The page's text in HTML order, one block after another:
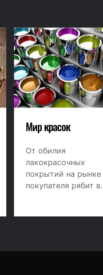
Мир красок
От обилия
лакокрасочных
покрытий на рынке
покупателя рябит в